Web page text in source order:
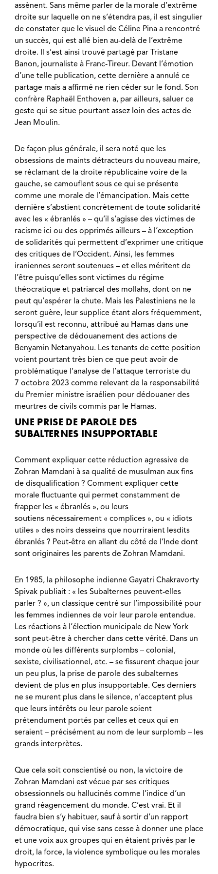
assènent. Sans même parler de la morale d’extrême
droite sur laquelle on ne s’étendra pas, il est singulier
de constater que le visuel de Céline Pina a rencontré
un succès, qui est allé bien au-delà de l’extrême
droite. Il s’est ainsi trouvé partagé par Tristane
Banon, journaliste à Franc-Tireur. Devant l’émotion
d’une telle publication, cette dernière a annulé ce
partage mais a affirmé ne rien céder sur le fond. Son
confrère Raphaël Enthoven a, par ailleurs, saluer ce
geste qui se situe pourtant assez loin des actes de
Jean Moulin.
De façon plus générale, il sera noté que les
obsessions de maints détracteurs du nouveau maire,
se réclamant de la droite républicaine voire de la
gauche, se camouflent sous ce qui se présente
comme une morale de l’émancipation. Mais cette
dernière s’abstient concrètement de toute solidarité
avec les « ébranlés » – qu’il s’agisse des victimes de
racisme ici ou des opprimés ailleurs – à l’exception
de solidarités qui permettent d’exprimer une critique
des critiques de l’Occident. Ainsi, les femmes
iraniennes seront soutenues – et elles méritent de
l’être puisqu’elles sont victimes du régime
théocratique et patriarcal des mollahs, dont on ne
peut qu’espérer la chute. Mais les Palestiniens ne le
seront guère, leur supplice étant alors fréquemment,
lorsqu’il est reconnu, attribué au Hamas dans une
perspective de dédouanement des actions de
Benyamin Netanyahou. Les tenants de cette position
voient pourtant très bien ce que peut avoir de
problématique l’analyse de l’attaque terroriste du
7 octobre 2023 comme relevant de la responsabilité
du Premier ministre israélien pour dédouaner des
meurtres de civils commis par le Hamas.
UNE PRISE DE PAROLE DES
SUBALTERNES INSUPPORTABLE
Comment expliquer cette réduction agressive de
Zohran Mamdani à sa qualité de musulman aux fins
de disqualification ? Comment expliquer cette
morale fluctuante qui permet constamment de
frapper les « ébranlés », ou leurs
soutiens nécessairement « complices », ou « idiots
utiles » des noirs desseins que nourriraient lesdits
ébranlés ? Peut-être en allant du côté de l’Inde dont
sont originaires les parents de Zohran Mamdani.
En 1985, la philosophe indienne Gayatri Chakravorty
Spivak publiait : « les Subalternes peuvent-elles
parler ? », un classique centré sur l’impossibilité pour
les femmes indiennes de voir leur parole entendue.
Les réactions à l’élection municipale de New York
sont peut-être à chercher dans cette vérité. Dans un
monde où les différents surplombs – colonial,
sexiste, civilisationnel, etc. – se fissurent chaque jour
un peu plus, la prise de parole des subalternes
devient de plus en plus insupportable. Ces derniers
ne se murent plus dans le silence, n’acceptent plus
que leurs intérêts ou leur parole soient
prétendument portés par celles et ceux qui en
seraient – précisément au nom de leur surplomb – les
grands interprètes.
Que cela soit conscientisé ou non, la victoire de
Zohran Mamdani est vécue par ses critiques
obsessionnels ou hallucinés comme l’indice d’un
grand réagencement du monde. C’est vrai. Et il
faudra bien s’y habituer, sauf à sortir d’un rapport
démocratique, qui vise sans cesse à donner une place
et une voix aux groupes qui en étaient privés par le
droit, la force, la violence symbolique ou les morales
hypocrites.